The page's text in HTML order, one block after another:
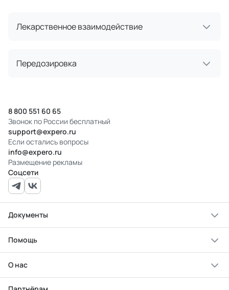
Лекарственное взаимодействие
Передозировка
8 800 551 60 65
Звонок по России бесплатный
support@expero.ru
Если остались вопросы
info@expero.ru
Размещение рекламы
Соцсети
Документы
Помощь
О нас